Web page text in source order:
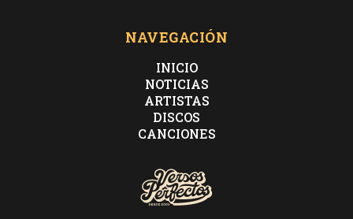
NAVEGACIÓN
INICIO
NOTICIAS
ARTISTAS
DISCOS
CANCIONES